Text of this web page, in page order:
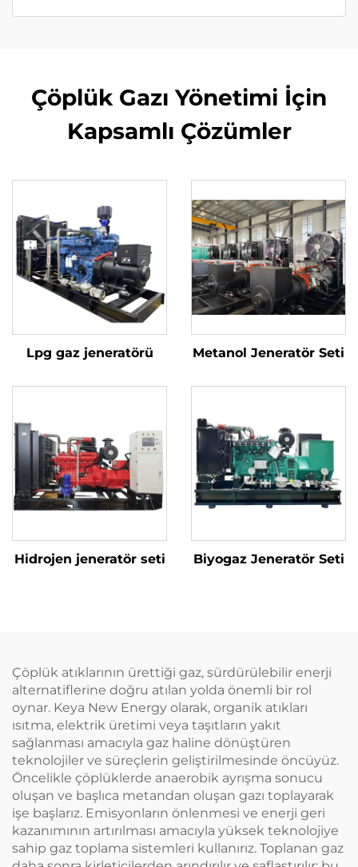
Çöplük Gazı Yönetimi İçin
Kapsamlı Çözümler
Lpg gaz jeneratörü Metanol Jeneratör Seti
Hidrojen jeneratör seti Biyogaz Jeneratör Seti
Çöplük atıklarının ürettiği gaz, sürdürülebilir enerji
alternatiflerine doğru atılan yolda önemli bir rol
oynar. Keya New Energy olarak, organik atıkları
ısıtma, elektrik üretimi veya taşıtların yakıt
sağlanması amacıyla gaz haline dönüştüren
teknolojiler ve süreçlerin geliştirilmesinde öncüyüz.
Öncelikle çöplüklerde anaerobik ayrışma sonucu
oluşan ve başlıca metandan oluşan gazı toplayarak
işe başlarız. Emisyonların önlenmesi ve enerji geri
kazanımının artırılması amacıyla yüksek teknolojiye
sahip gaz toplama sistemleri kullanırız. Toplanan gaz